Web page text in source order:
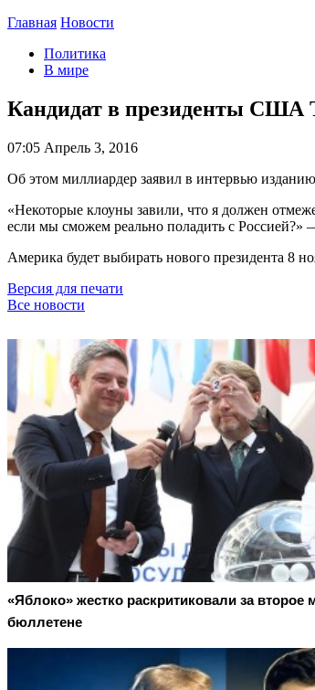
Главная Новости
Политика
В мире
Кандидат в президенты США
07:05 Апрель 3, 2016
Об этом миллиардер заявил в интервью
«Некоторые клоуны завили, что я должен
если мы сможем реально поладить с Россией?»
Америка будет выбирать нового президента 8
Версия для печати
Все новости
«Яблоко» жестко раскритиковали за второе
бюллетене